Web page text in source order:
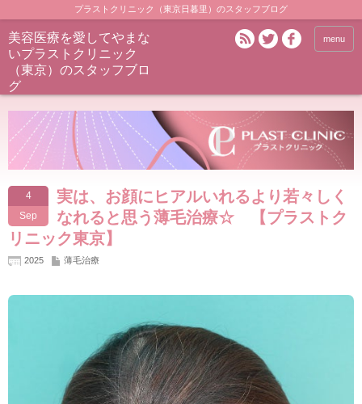
プラストクリニック（東京日暮里）のスタッフブログ
美容医療を愛してやまな
いプラストクリニック
（東京）のスタッフブロ
グ
menu
4
Sep
実は、お顔にヒアルいれるより若々しく
なれると思う薄毛治療☆ 【プラストク
リニック東京】
2025 薄毛治療